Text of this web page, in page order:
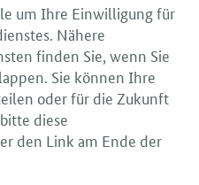
um Ihre Einwilligung für
Nähere
finden Sie, wenn Sie
Sie können Ihre
oder für die Zukunft
diese
den Link am Ende der